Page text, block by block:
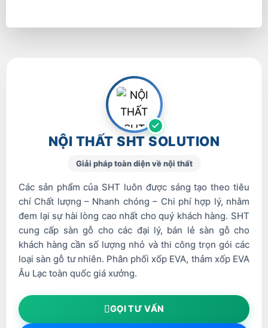
NỘI THẤT SHT SOLUTION
Giải pháp toàn diện về nội thất
Các sản phẩm của SHT luôn được sáng tạo theo tiêu
chí Chất lượng – Nhanh chóng – Chi phí hợp lý, nhằm
đem lại sự hài lòng cao nhất cho quý khách hàng. SHT
cung cấp sàn gỗ cho các đại lý, bán lẻ sàn gỗ cho
khách hàng cần số lượng nhỏ và thi công trọn gói các
loại sàn gỗ tư nhiên. Phân phối xốp EVA, thảm xốp EVA
Âu Lạc toàn quốc giá xưởng.
GỌI TƯ VẤN